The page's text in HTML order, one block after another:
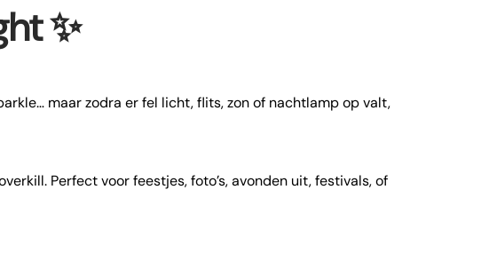
✨
maar zodra er fel licht, flits, zon of nachtlamp op valt,
Perfect voor feestjes, foto’s, avonden uit, festivals, of